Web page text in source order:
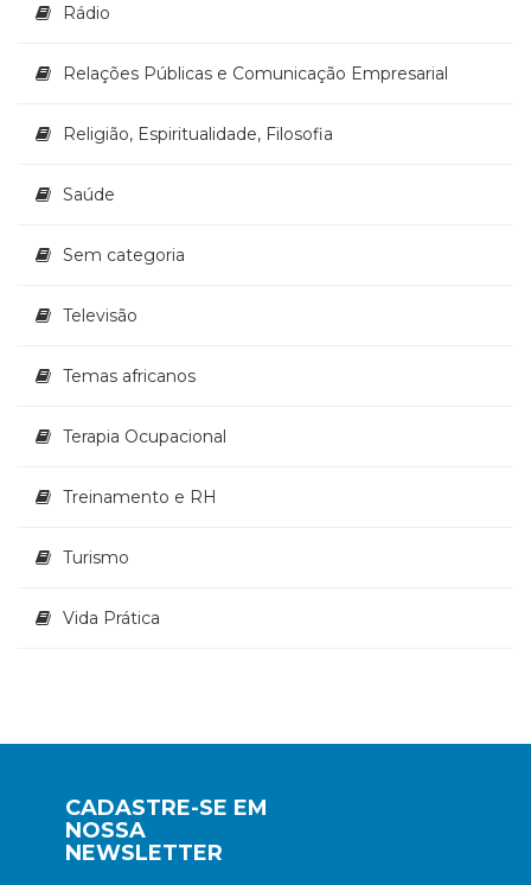
Rádio
Relações Públicas e Comunicação Empresarial
Religião, Espiritualidade, Filosofia
Saúde
Sem categoria
Televisão
Temas africanos
Terapia Ocupacional
Treinamento e RH
Turismo
Vida Prática
CADASTRE-SE EM
NOSSA
NEWSLETTER